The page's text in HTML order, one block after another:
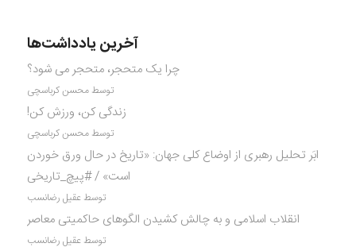
آخرین یادداشت‌ها
چرا یک متحجر، متحجر می شود؟
توسط محسن کرباسچی
زندگی کن، ورزش کن!
توسط محسن کرباسچی
ابَر تحلیل رهبری از اوضاع کلی جهان: «تاریخ در حال ورق خوردن
است» / #پیچ_تاریخی
توسط عقیل رضانسب
انقلاب اسلامی و به چالش کشیدن الگوهای حاکمیتی معاصر
توسط عقیل رضانسب